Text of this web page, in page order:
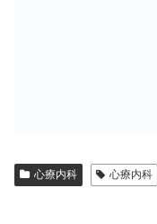
心療内科 心療内科